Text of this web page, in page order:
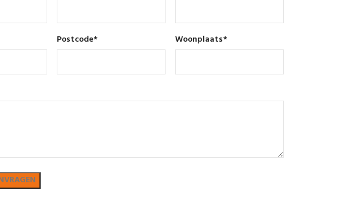
Postcode* Woonplaats*